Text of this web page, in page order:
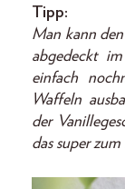
Tipp:
Man kann
abgedeckt
einfach
Waffeln
der
das super